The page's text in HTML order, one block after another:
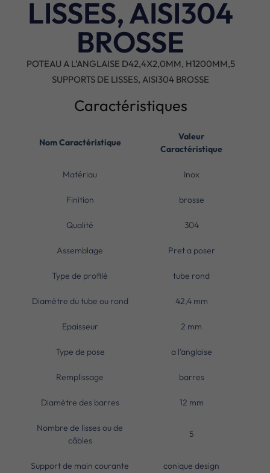
LISSES, AISI304
BROSSE
POTEAU A L’ANGLAISE D42,4X2,0MM, H1200MM,5
SUPPORTS DE LISSES, AISI304 BROSSE
Caractéristiques
Nom Caractéristique
Valeur
Caractéristique
Matériau Inox
Finition brosse
Qualité 304
Assemblage Pret a poser
Type de profilé tube rond
Diamètre du tube ou rond 42,4 mm
Epaisseur 2 mm
Type de pose a l’anglaise
Remplissage barres
Diamètre des barres 12 mm
Nombre de lisses ou de
câbles
5
Support de main courante conique design